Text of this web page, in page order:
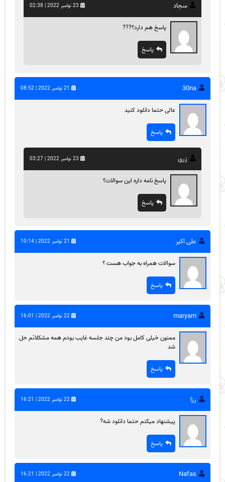
سجاد 23 نوامبر 2022 | 02:38
پاسخ هم دارد؟???
پاسخ
30na 21 نوامبر 2022 | 08:52
عالی حتما دانلود کنید
پاسخ
زری 23 نوامبر 2022 | 03:27
پاسخ نامه داره این سوالات؟
پاسخ
علی اکبر 21 نوامبر 2022 | 10:14
سوالات همراه به جواب هست ؟
پاسخ
maryam 22 نوامبر 2022 | 16:01
ممنون خیلی کامل بود من چند جلسه غایب بودم همه مشکلاتم حل
شد
پاسخ
رزا 22 نوامبر 2022 | 16:21
پیشنهاد میکنم حتما دانلود شه?
پاسخ
Nafas 22 نوامبر 2022 | 16:21